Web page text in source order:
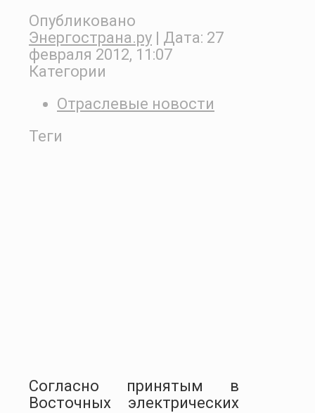
Опубликовано
Энергострана.ру | Дата: 27
февраля 2012, 11:07
Категории
Отраслевые новости
Теги
Согласно принятым в
Восточных электрических